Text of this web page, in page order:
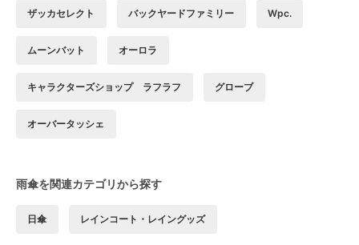
ザッカセレクト バックヤードファミリー Wpc.
ムーンバット オーロラ
キャラクターズショップ ラフラフ グローブ
オーバータッシェ
雨傘を関連カテゴリから探す
日傘 レインコート・レイングッズ